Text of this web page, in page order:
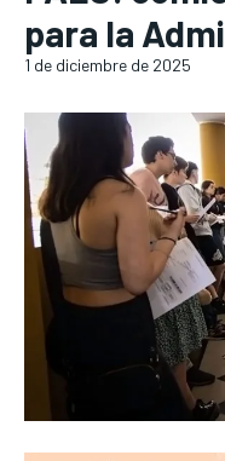
para la
1 de diciembre de 2025